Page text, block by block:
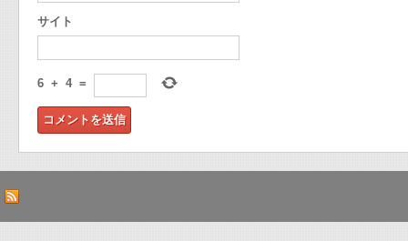
サイト
6 + 4 =